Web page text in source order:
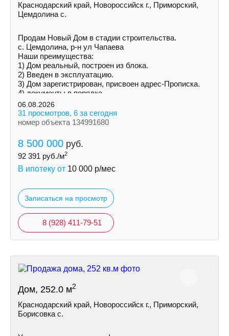
Краснодарский край, Новороссийск г., Приморский,
Цемдолина с.
Продам Новый Дом в стадии строительства.
с. Цемдолина, р-н ул Чапаева
Наши преимущества:
1) Дoм peальный, построен из блока.
2) Введен в эксплуатацию.
3) Дoм зарегистрирован, присвоен адрес-Прописка.
4) документы в порядке.
5) Ceмeйнaя ипотека!
06.08.2026
31 просмотров, 6 за сегодня
номер объекта 134991680
8 500 000 руб.
92 391 руб./м2
В ипотеку от 10 000 р/мес
Записаться на просмотр
8 (928) 411-79-51
Дом, 252.0 м2
Краснодарский край, Новороссийск г., Приморский,
Борисовка с.